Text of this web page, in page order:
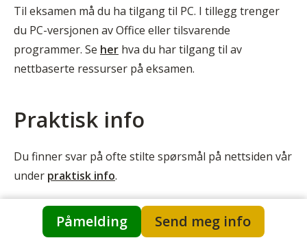
Til eksamen må du ha tilgang til PC. I tillegg trenger
du PC-versjonen av Office eller tilsvarende
programmer. Se her hva du har tilgang til av
nettbaserte ressurser på eksamen.
Praktisk info
Du finner svar på ofte stilte spørsmål på nettsiden vår
under praktisk info.
Påmelding Send meg info